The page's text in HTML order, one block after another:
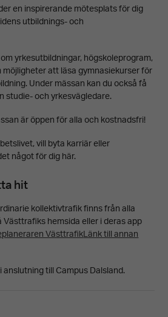
en inspirerande mötesplats för dig
utbildnings- och
yrkesutbildningar, högskoleprogram,
att läsa gymnasiekurser för
Under mässan kan du också få
studie- och yrkesvägledare.
är öppen för alla och kostnadsfri!
vill byta karriär eller
något för dig här.
hit
kollektivtrafik finns från alla
hemsida eller i deras app
VästtrafikLänk till annan
till Campus Dalsland.